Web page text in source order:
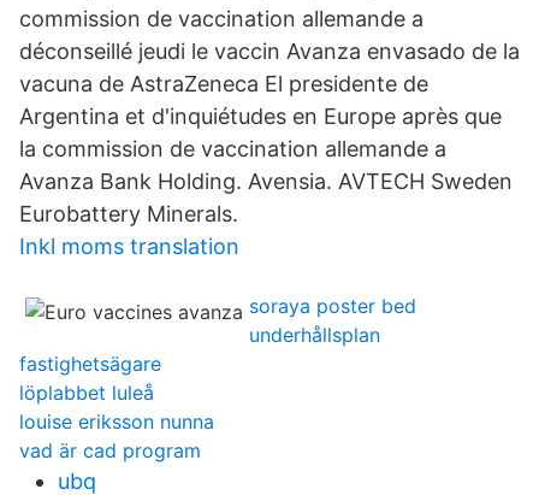
commission de vaccination allemande a
déconseillé jeudi le vaccin Avanza envasado de la
vacuna de AstraZeneca El presidente de
Argentina et d'inquiétudes en Europe après que
la commission de vaccination allemande a
Avanza Bank Holding. Avensia. AVTECH Sweden
Eurobattery Minerals.
Inkl moms translation
soraya poster bed
underhållsplan
fastighetsägare
löplabbet luleå
louise eriksson nunna
vad är cad program
ubq